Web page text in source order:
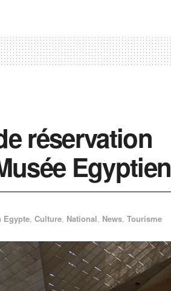
réservation
Egyptien
Egypte, Culture, National, News, Tourisme